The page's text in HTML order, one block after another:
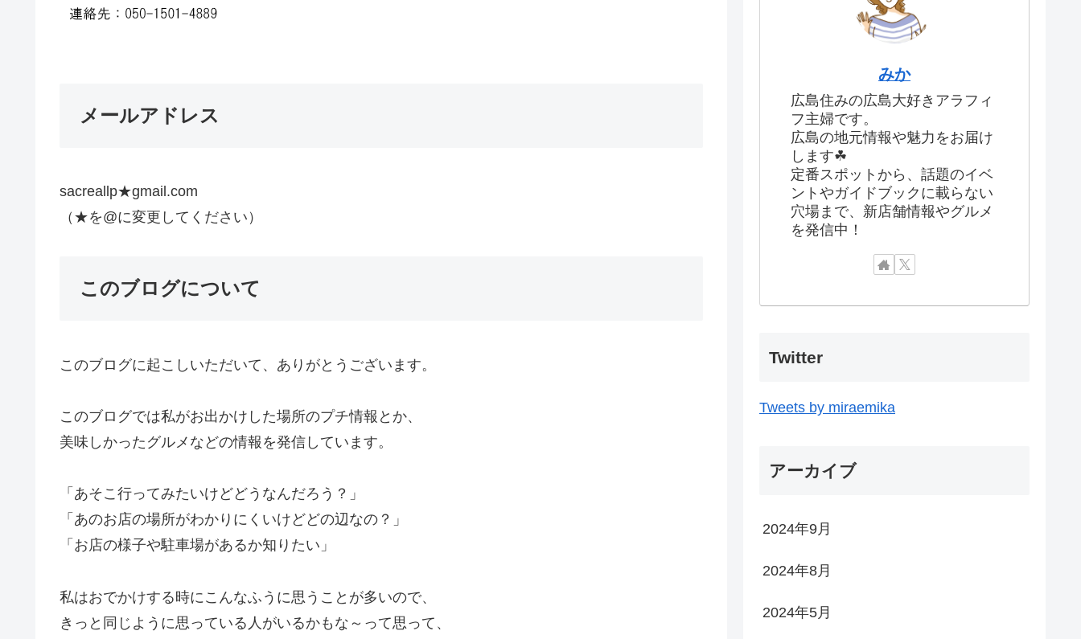
メールアドレス
sacreallp★gmail.com
（★を@に変更してください）
このブログについて
このブログに起こしいただいて、ありがとうございます。
このブログでは私がお出かけした場所のプチ情報とか、
美味しかったグルメなどの情報を発信しています。
「あそこ行ってみたいけどどうなんだろう？」
「あのお店の場所がわかりにくいけどどの辺なの？」
「お店の様子や駐車場があるか知りたい」
私はおでかけする時にこんなふうに思うことが多いので、
きっと同じように思っている人がいるかもな～って思って、
みか
広島住みの広島大好きアラフィ
フ主婦です。
広島の地元情報や魅力をお届け
します☘
定番スポットから、話題のイベ
ントやガイドブックに載らない
穴場まで、新店舗情報やグルメ
を発信中！
Twitter
Tweets by miraemika
アーカイブ
2024年9月
2024年8月
2024年5月